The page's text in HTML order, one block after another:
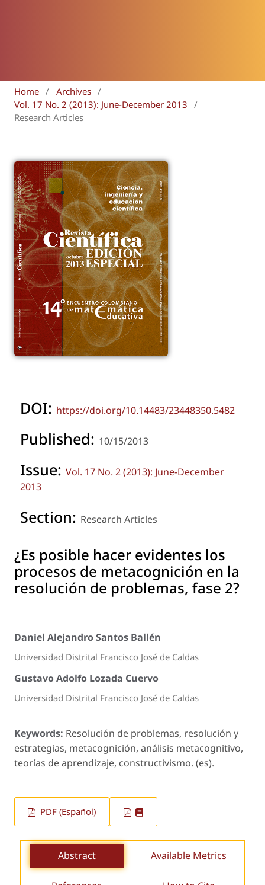
Home / Archives /
Vol. 17 No. 2 (2013): June-December 2013
/
Research Articles
DOI: https://doi.org/10.14483/23448350.5482
Published: 10/15/2013
Issue: Vol. 17 No. 2 (2013): June-December
2013
Section: Research Articles
¿Es posible hacer evidentes los
procesos de metacognición en la
resolución de problemas, fase 2?
Daniel Alejandro Santos Ballén
Universidad Distrital Francisco José de Caldas
Gustavo Adolfo Lozada Cuervo
Universidad Distrital Francisco José de Caldas
Keywords: Resolución de problemas, resolución y
estrategias, metacognición, análisis metacognitivo,
teorías de aprendizaje, constructivismo. (es).
PDF (Español)
Abstract Available Metrics